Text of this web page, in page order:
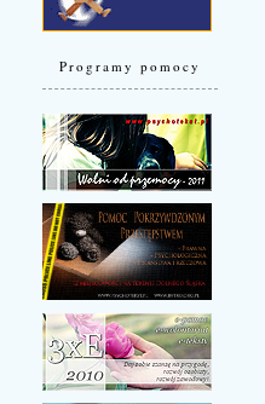
Programy pomocy